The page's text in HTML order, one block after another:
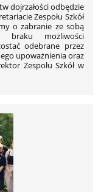
dojrzałości odbędzie
Zespołu Szkół
o zabranie ze sobą
braku możliwości
odebrane przez
upoważnienia oraz
Zespołu Szkół w